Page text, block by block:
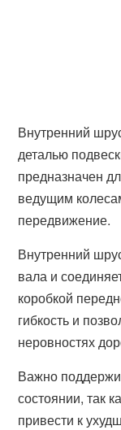
Внутренний
деталью
предназначен
ведущим
передвижение.
Внутренний
вала и
коробкой
гибкость и
неровностях
Важно
состоянии, так
привести к